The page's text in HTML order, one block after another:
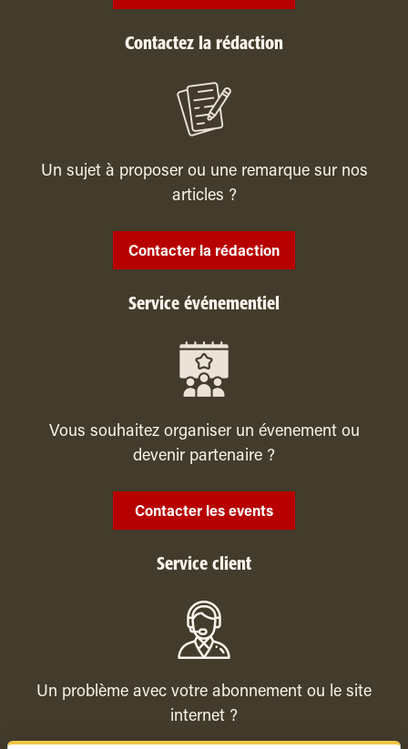
Contactez la rédaction
Un sujet à proposer ou une remarque sur nos
articles ?
Contacter la rédaction
Service événementiel
Vous souhaitez organiser un évenement ou
devenir partenaire ?
Contacter les events
Service client
Un problème avec votre abonnement ou le site
internet ?